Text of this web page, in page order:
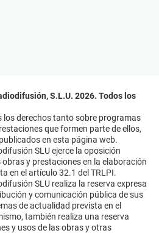
S.L.U. 2026. Todos los
derechos tanto sobre programas
que formen parte de ellos,
en esta página web.
SLU ejerce la oposición
y prestaciones en la elaboración
en el artículo 32.1 del TRLPI.
SLU realiza la reserva expresa
y comunicación pública de sus
de actualidad prevista en el
también realiza una reserva
y usos de las obras y otras